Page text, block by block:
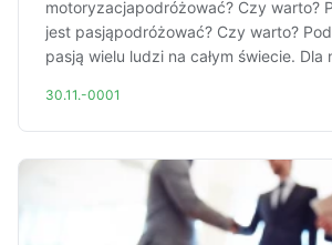
motoryzacjapodróżować? Czy warto?
jest pasjąpodróżować? Czy warto?
pasją wielu ludzi na całym świecie. Dla
30.11.-0001